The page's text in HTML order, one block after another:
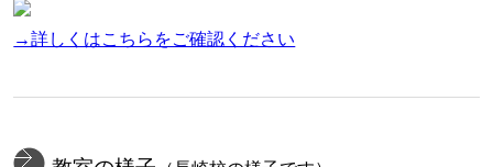
→詳しくはこちらをご確認ください